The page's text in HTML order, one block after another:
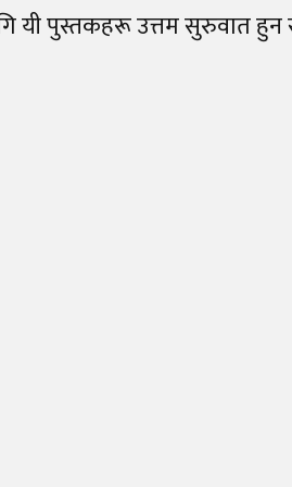
यी पुस्तकहरू उत्तम सुरुवात